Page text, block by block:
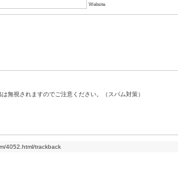
Website
無視されますのでご注意ください。（スパム対策）
4052.html/trackback